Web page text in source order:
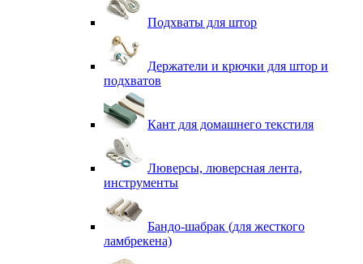
Подхваты для штор
Держатели и крючки для штор и
подхватов
Кант для домашнего текстиля
Люверсы, люверсная лента,
инструменты
Бандо-шабрак (для жесткого
ламбрекена)